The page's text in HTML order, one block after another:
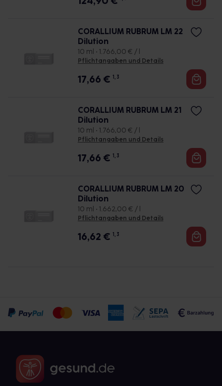
CORALLIUM RUBRUM LM 22
Dilution
10 ml • 1.766,00 € / l
Pflichtangaben und Details
17,66 € 1, 3
CORALLIUM RUBRUM LM 21
Dilution
10 ml • 1.766,00 € / l
Pflichtangaben und Details
17,66 € 1, 3
CORALLIUM RUBRUM LM 20
Dilution
10 ml • 1.662,00 € / l
Pflichtangaben und Details
16,62 € 1, 3